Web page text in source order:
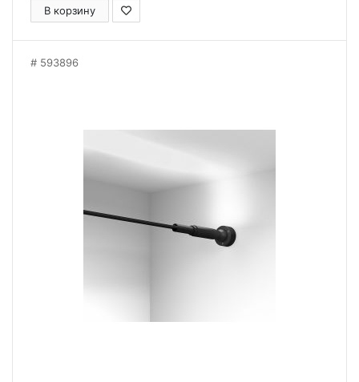
В корзину
593896